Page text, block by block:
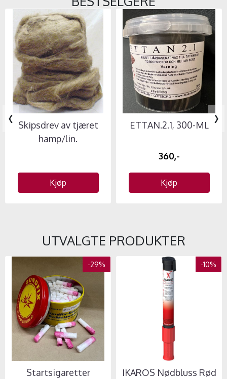
Skipsdrev av tjæret
hamp/lin.
Kjøp
ETTAN.2.1, 300-ML
360,-
Kjøp
‹ ›
UTVALGTE PRODUKTER
-29%
Startsigaretter
-10%
IKAROS Nødbluss Rød